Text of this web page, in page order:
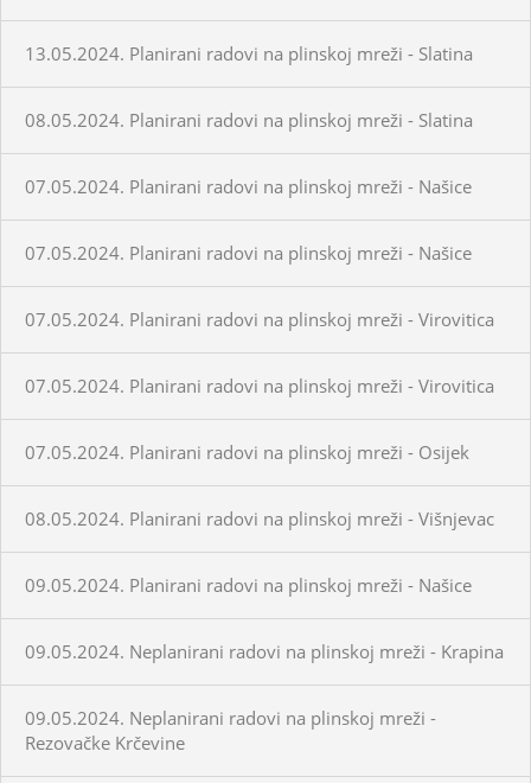
13.05.2024. Planirani radovi na plinskoj mreži - Slatina
08.05.2024. Planirani radovi na plinskoj mreži - Slatina
07.05.2024. Planirani radovi na plinskoj mreži - Našice
07.05.2024. Planirani radovi na plinskoj mreži - Našice
07.05.2024. Planirani radovi na plinskoj mreži - Virovitica
07.05.2024. Planirani radovi na plinskoj mreži - Virovitica
07.05.2024. Planirani radovi na plinskoj mreži - Osijek
08.05.2024. Planirani radovi na plinskoj mreži - Višnjevac
09.05.2024. Planirani radovi na plinskoj mreži - Našice
09.05.2024. Neplanirani radovi na plinskoj mreži - Krapina
09.05.2024. Neplanirani radovi na plinskoj mreži -
Rezovačke Krčevine